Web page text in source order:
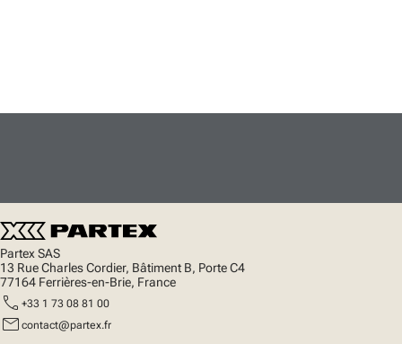
Partex SAS
13 Rue Charles Cordier, Bâtiment B, Porte C4
77164 Ferrières-en-Brie, France
call +33 1 73 08 81 00
mail contact@partex.fr